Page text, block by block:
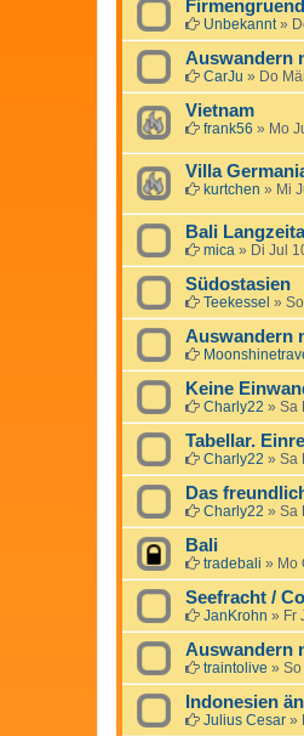
Unbekannt»
Auswandern
CarJu » Do
Vietnam
frank56 » Mo
Villa
kurtchen » Mi
Bali
mica » Di Jul
Südostasien
Teekessel »
Auswandern
Keine
Charly22 » Sa
Tabellar.
Charly22 » Sa
Das
Charly22 » Sa
Bali
tradebali » Mo
Seefracht /
JanKrohn » Fr
Auswandern
traintolive » So
Indonesien
Julius Cesar »